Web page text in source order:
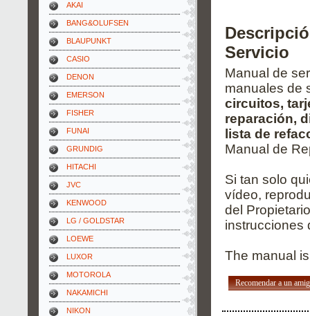
AKAI
BANG&OLUFSEN
BLAUPUNKT
CASIO
DENON
EMERSON
FISHER
FUNAI
GRUNDIG
HITACHI
JVC
KENWOOD
LG / GOLDSTAR
LOEWE
LUXOR
MOTOROLA
NAKAMICHI
NIKON
Servicio
Manual de
manuales de
circuitos,
reparación,
lista de
Manual de
Si tan solo
vídeo,
del
instrucciones
The manual
Recomendar a un